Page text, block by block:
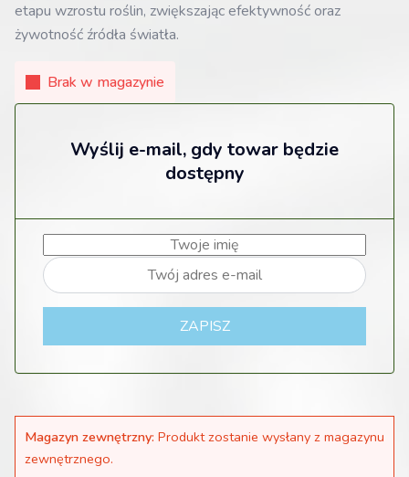
etapu wzrostu roślin, zwiększając efektywność oraz
żywotność źródła światła.
Brak w magazynie
Wyślij e-mail, gdy towar będzie
dostępny
ZAPISZ
Magazyn zewnętrzny: Produkt zostanie wysłany z magazynu
zewnętrznego.